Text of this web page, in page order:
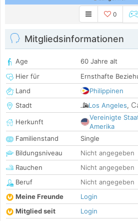
0
Mitgliedsinformationen
Age
60 Jahre alt
Hier für
Ernsthafte
Land
Philippinen
Stadt
Los Angeles,
Herkunft
Vereinigte
Amerika
Familienstand
Single
Bildungsniveau
Nicht angegeben
Rauchen
Nicht angegeben
Beruf
Nicht angegeben
Meine Freunde
Login
Mitglied seit
Login